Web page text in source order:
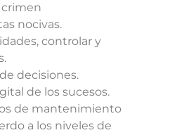
nocivas.
controlar y
decisiones.
de los sucesos.
de mantenimiento
a los niveles de